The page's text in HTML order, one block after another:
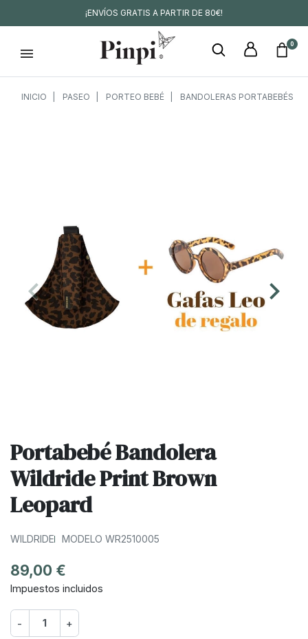
¡ENVÍOS GRATIS A PARTIR DE 80€!
0
INICIO PASEO PORTEO BEBÉ BANDOLERAS PORTABEBÉS
Anterior
keyboard_arrow_left keyboard_arrow_right
Portabebé Bandolera
Wildride Print Brown
Leopard
WILDRIDE MODELO WR2510005
89,00 €
Impuestos incluidos
- +